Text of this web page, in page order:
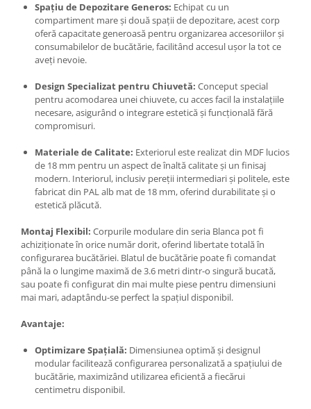
Spațiu de Depozitare Generos: Echipat cu un
compartiment mare și două spații de depozitare, acest corp
oferă capacitate generoasă pentru organizarea accesoriilor și
consumabilelor de bucătărie, facilitând accesul ușor la tot ce
aveți nevoie.
Design Specializat pentru Chiuvetă: Conceput special
pentru acomodarea unei chiuvete, cu acces facil la instalațiile
necesare, asigurând o integrare estetică și funcțională fără
compromisuri.
Materiale de Calitate: Exteriorul este realizat din MDF lucios
de 18 mm pentru un aspect de înaltă calitate și un finisaj
modern. Interiorul, inclusiv pereții intermediari și politele, este
fabricat din PAL alb mat de 18 mm, oferind durabilitate și o
estetică plăcută.
Montaj Flexibil: Corpurile modulare din seria Blanca pot fi
achiziționate în orice număr dorit, oferind libertate totală în
configurarea bucătăriei. Blatul de bucătărie poate fi comandat
până la o lungime maximă de 3.6 metri dintr-o singură bucată,
sau poate fi configurat din mai multe piese pentru dimensiuni
mai mari, adaptându-se perfect la spațiul disponibil.
Avantaje:
Optimizare Spațială: Dimensiunea optimă și designul
modular facilitează configurarea personalizată a spațiului de
bucătărie, maximizând utilizarea eficientă a fiecărui
centimetru disponibil.